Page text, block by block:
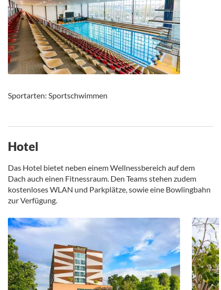
Sportarten: Sportschwimmen
Hotel
Das Hotel bietet neben einem Wellnessbereich auf dem
Dach auch einen Fitnessraum. Den Teams stehen zudem
kostenloses WLAN und Parkplätze, sowie eine Bowlingbahn
zur Verfügung.